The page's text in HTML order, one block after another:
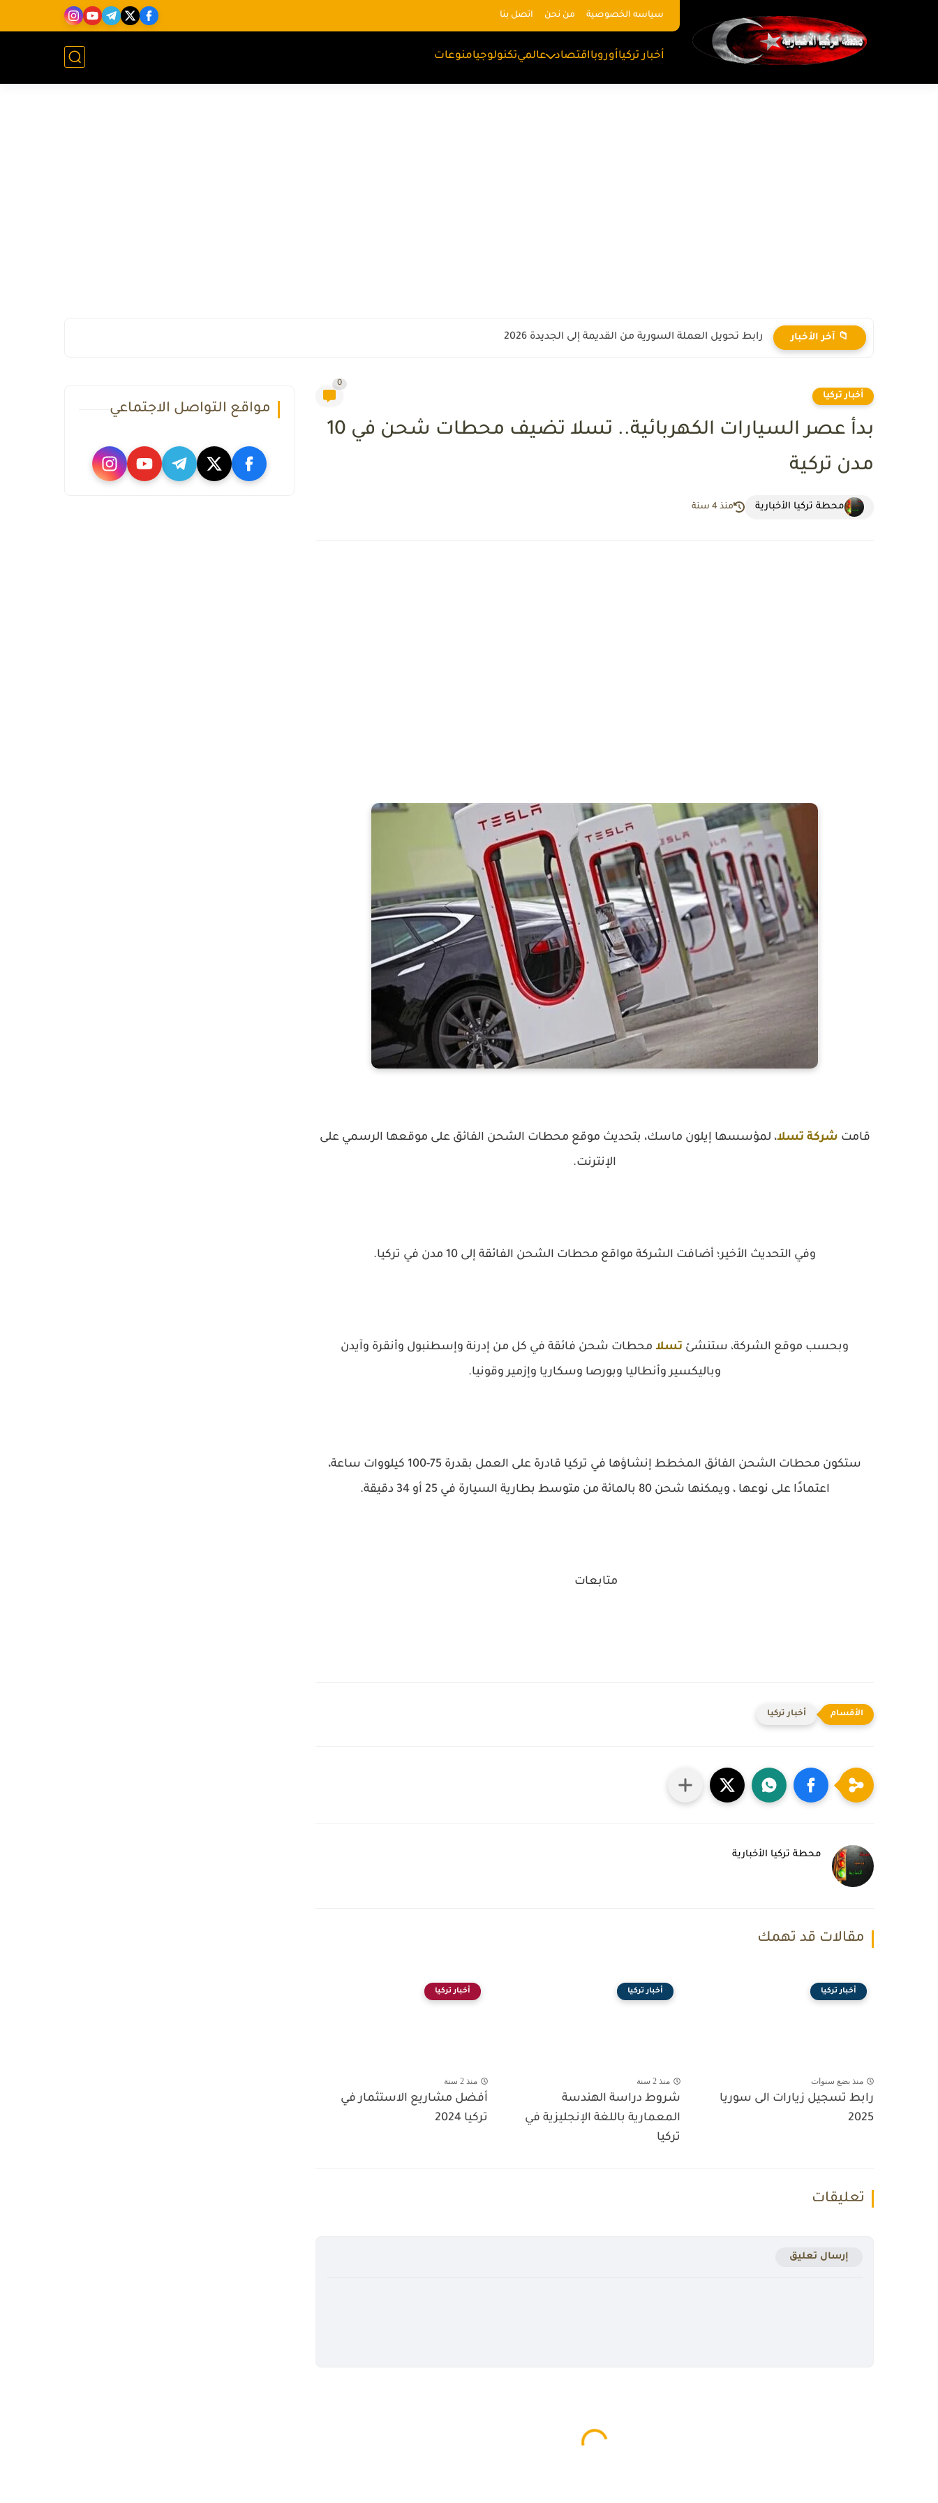
سياسه الخصوصية من نحن اتصل بنا
أخبار تركياأوروبااقتصاد عالميتكنولوجيامنوعات
📁 آخر الأخبار ماذا يعني رفع العقوبات على سوريا؟
أخبار تركيا
0
بدأ عصر السيارات الكهربائية.. تسلا تضيف محطات شحن في 10
مدن تركية
محطة تركيا الأخبارية منذ 4 سنة
قامت شركة تسلا، لمؤسسها إيلون ماسك، بتحديث موقع محطات الشحن الفائق على موقعها الرسمي على
الإنترنت.
وفي التحديث الأخير؛ أضافت الشركة مواقع محطات الشحن الفائقة إلى 10 مدن في تركيا.
وبحسب موقع الشركة، ستنشئ تسلا محطات شحن فائقة في كل من إدرنة وإسطنبول وأنقرة وآيدن
وباليكسير وأنطاليا وبورصا وسكاريا وإزمير وقونيا.
ستكون محطات الشحن الفائق المخطط إنشاؤها في تركيا قادرة على العمل بقدرة 75-100 كيلووات ساعة،
اعتمادًا على نوعها ، ويمكنها شحن 80 بالمائة من متوسط ​​بطارية السيارة في 25 أو 34 دقيقة.
متابعات
أخبار تركيا
محطة تركيا الأخبارية
مقالات قد تهمك
أخبار تركيا
منذ بضع سنوات
رابط تسجيل زيارات الى سوريا
2025
أخبار تركيا
منذ 2 سنة
شروط دراسة الهندسة
المعمارية باللغة الإنجليزية في
تركيا
أخبار تركيا
منذ 2 سنة
أفضل مشاريع الاستثمار في
تركيا 2024
تعليقات
إرسال تعليق
مواقع التواصل الاجتماعي